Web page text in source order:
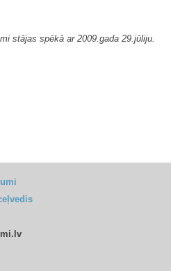
stājas spēkā ar 2009.gada 29.jūliju.